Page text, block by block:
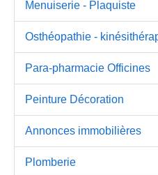
Menuiserie - Plaquiste
Osthéopathie -
Para-pharmacie Officines
Peinture Décoration
Annonces immobilières
Plomberie